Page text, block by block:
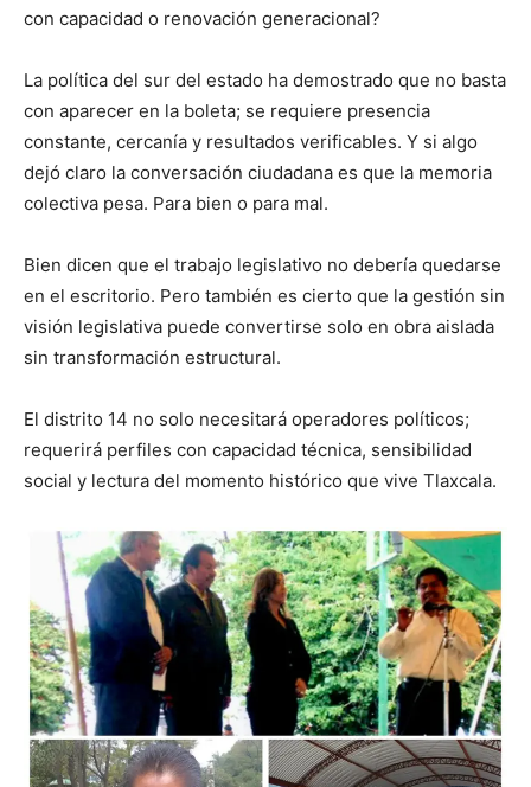
con capacidad o renovación generacional?
La política del sur del estado ha demostrado que no basta
con aparecer en la boleta; se requiere presencia
constante, cercanía y resultados verificables. Y si algo
dejó claro la conversación ciudadana es que la memoria
colectiva pesa. Para bien o para mal.
Bien dicen que el trabajo legislativo no debería quedarse
en el escritorio. Pero también es cierto que la gestión sin
visión legislativa puede convertirse solo en obra aislada
sin transformación estructural.
El distrito 14 no solo necesitará operadores políticos;
requerirá perfiles con capacidad técnica, sensibilidad
social y lectura del momento histórico que vive Tlaxcala.